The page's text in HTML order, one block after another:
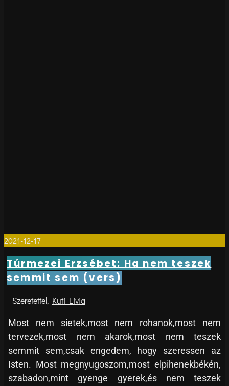
2021-12-17
Túrmezei Erzsébet: Ha nem teszek
semmit sem (vers)
Kuti Lívia
Most nem sietek,most nem rohanok,most nem
tervezek,most nem akarok,most nem teszek
semmit sem,csak engedem, hogy szeressen az
Isten. Most megnyugoszom,most elpihenekbékén,
szabadon,mint gyenge gyerek,és nem teszek